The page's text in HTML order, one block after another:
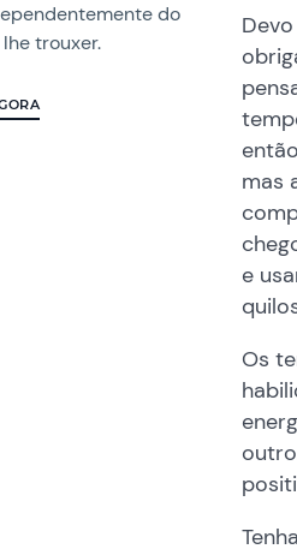
do
trouxer.
mas
e
Os